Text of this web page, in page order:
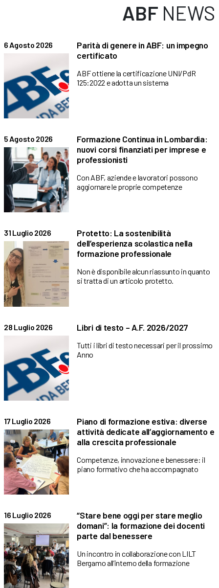
ABF NEWS
6 Agosto 2026
Parità di genere in ABF: un impegno
certificato
ABF ottiene la certificazione UNI/PdR
125:2022 e adotta un sistema
5 Agosto 2026
Formazione Continua in Lombardia:
nuovi corsi finanziati per imprese e
professionisti
Con ABF, aziende e lavoratori possono
aggiornare le proprie competenze
31 Luglio 2026
Protetto: La sostenibilità
dell’esperienza scolastica nella
formazione professionale
Non è disponibile alcun riassunto in quanto
si tratta di un articolo protetto.
28 Luglio 2026 Libri di testo – A.F. 2026/2027
Tutti i libri di testo necessari per il prossimo
Anno
17 Luglio 2026
Piano di formazione estiva: diverse
attività dedicate all’aggiornamento e
alla crescita professionale
Competenze, innovazione e benessere: il
piano formativo che ha accompagnato
16 Luglio 2026
“Stare bene oggi per stare meglio
domani”: la formazione dei docenti
parte dal benessere
Un incontro in collaborazione con LILT
Bergamo all’interno della formazione